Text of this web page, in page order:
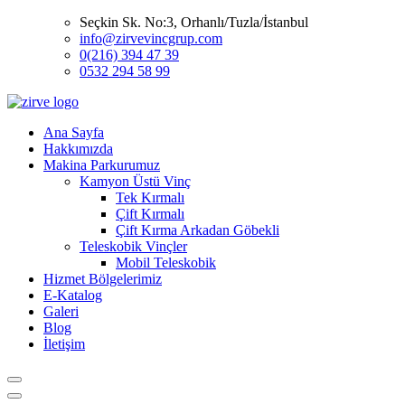
Seçkin Sk. No:3, Orhanlı/Tuzla/İstanbul
info@zirvevincgrup.com
0(216) 394 47 39
0532 294 58 99
Ana Sayfa
Hakkımızda
Makina Parkurumuz
Kamyon Üstü Vinç
Tek Kırmalı
Çift Kırmalı
Çift Kırma Arkadan Göbekli
Teleskobik Vinçler
Mobil Teleskobik
Hizmet Bölgelerimiz
E-Katalog
Galeri
Blog
İletişim